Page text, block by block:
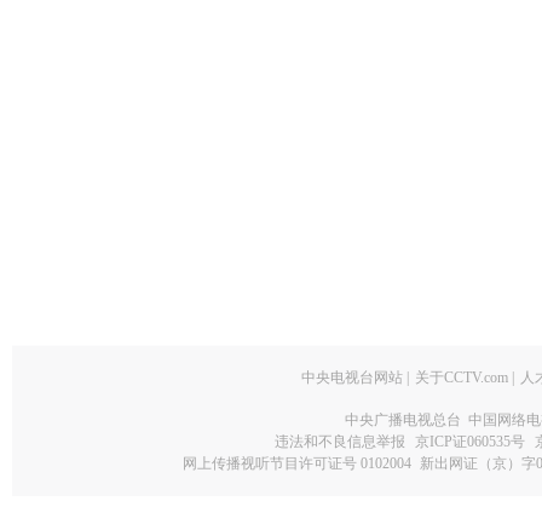
中央电视台网站 关于CCTV.com 人
中央广播电视总台 中国网络
违法和不良信息举报
京ICP证060535号
网上传播视听节目许可证号 0102004 新出网证（京）